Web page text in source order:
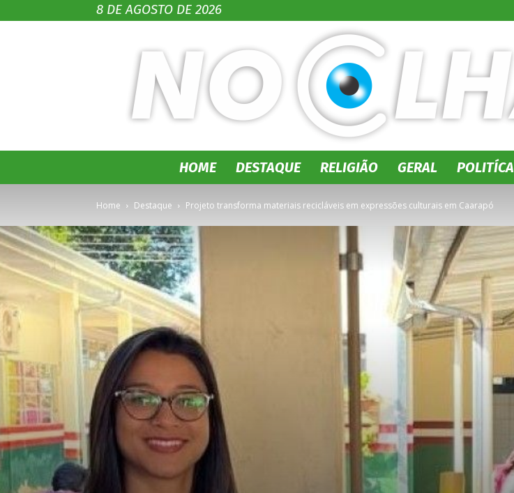
8 DE AGOSTO DE 2026
Olhar
HOME DESTAQUE RELIGIÃO GERAL POLITÍCA
Home Destaque Projeto transforma materiais recicláveis em expressões culturais em Caarapó